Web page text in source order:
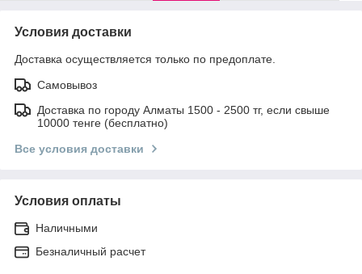
Условия доставки
Доставка осуществляется только по предоплате.
Самовывоз
Доставка по городу Алматы 1500 - 2500 тг, если свыше
10000 тенге (бесплатно)
Все условия доставки
Условия оплаты
Наличными
Безналичный расчет